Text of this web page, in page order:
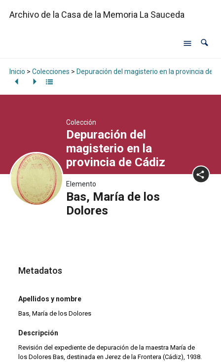
Archivo de la Casa de la Memoria La Sauceda
Inicio > Colecciones > Depuración del magisterio en la provincia de
Colección
Depuración del
magisterio en la
provincia de Cádiz
Elemento
Bas, María de los
Dolores
Metadatos
Apellidos y nombre
Bas, María de los Dolores
Descripción
Revisión del expediente de depuración de la maestra María de
los Dolores Bas, destinada en Jerez de la Frontera (Cádiz), 1938.